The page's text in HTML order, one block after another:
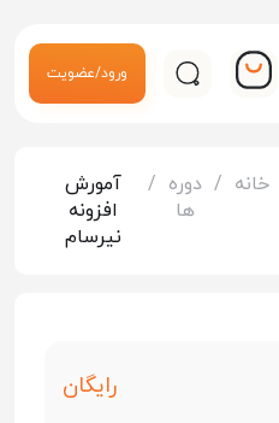
ورود/عضویت
خانه / دوره
ها
/
آمورش
افزونه
نیرسام
رایگان